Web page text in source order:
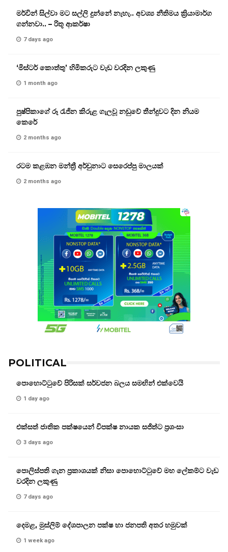
මර්වින් සිල්වා මට සල්ලි දුන්නේ නැහැ.. අවශ්‍ය නීතිමය ක්‍රියාමාර්ග
ගන්නවා.. – රිතූ ආකර්ෂා
7 days ago
‘මිස්ටර් කොත්තු’ හිමිකරුට වැඩ වරදින ලකුණු
1 month ago
පුෂ්පිකාගේ රූ රැජින කිරුළ ගැලවූ නඩුවේ තීන්දුවට දින නියම
කෙරේ
2 months ago
රටම කළඹන මන්ත්‍රී අර්චුනාට සෙරෙප්පු මාලයක්
2 months ago
POLITICAL
පොහොට්ටුවේ පිරිසක් සර්වජන බලය සමඟින් එක්වෙයි
1 day ago
එක්සත් ජාතික පක්ෂයෙන් විපක්ෂ නායක සජිත්ට ප්‍රශංසා
3 days ago
පොලිස්පති ගැන ප්‍රකාශයක් නිසා පොහොට්ටුවේ මහ ලේකම්ට වැඩ
වරදින ලකුණු
7 days ago
දෙමළ, මුස්ලිම් දේශපාලන පක්ෂ හා ජනපති අතර හමුවක්
1 week ago